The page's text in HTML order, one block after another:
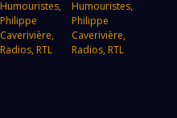
Humouristes,
Philippe
Caverivière,
Radios, RTL
Humouristes,
Philippe
Caverivière,
Radios, RTL